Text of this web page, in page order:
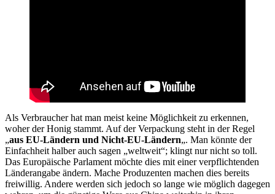
Als Verbraucher hat man meist keine Möglichkeit zu erkennen,
woher der Honig stammt. Auf der Verpackung steht in der Regel
„aus EU-Ländern und Nicht-EU-Ländern„. Man könnte der
Einfachheit halber auch sagen „weltweit“; klingt nur nicht so toll.
Das Europäische Parlament möchte dies mit einer verpflichtenden
Länderangabe ändern. Mache Produzenten machen dies bereits
freiwillig. Andere werden sich jedoch so lange wie möglich dagegen